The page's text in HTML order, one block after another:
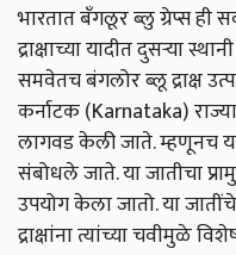
भारतात बँगलूर ब्लु ग्रेप्स ही
द्राक्षाच्या यादीत दुसऱ्या
समवेतच बंगलोर ब्लू द्राक्ष
कर्नाटक (Karnataka)
लागवड केली जाते. म्हणूनच
संबोधले जाते. या जातीचा
उपयोग केला जातो. या
द्राक्षांना त्यांच्या चवीमुळे